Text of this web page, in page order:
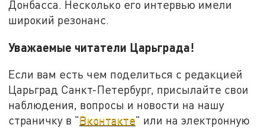
Донбасса. Несколько его интервью имели
широкий резонанс.
Уважаемые читатели Царьграда!
Если вам есть чем поделиться с редакцией
Царьград Санкт-Петербург, присылайте свои
наблюдения, вопросы и новости на нашу
страничку в "Вконтакте" или на электронную